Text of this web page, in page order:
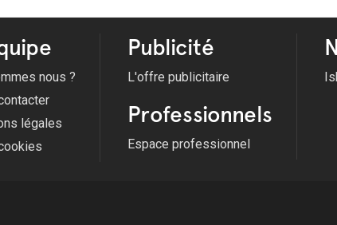
nous ?
légales
Publicité
L'offre publicitaire
Professionnels
Espace professionnel